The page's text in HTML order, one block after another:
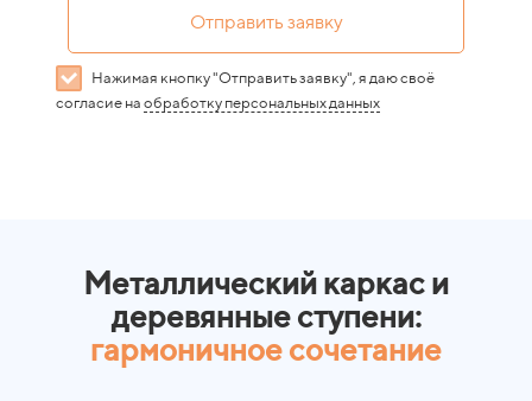
Отправить заявку
Нажимая кнопку "Отправить заявку", я даю своё
согласие на обработку персональных данных
Металлический каркас и
деревянные ступени:
гармоничное сочетание